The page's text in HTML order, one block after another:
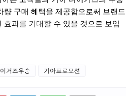
량 구매 혜택을 제공함으로써 브랜드
효과를 기대할 수 있을 것으로 보입
거즈우승 기아프로모션